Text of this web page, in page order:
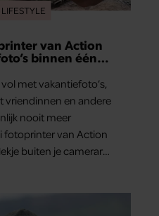
van Action
binnen één
met vakantiefoto’s,
vriendinnen en andere
nooit meer
fotoprinter van Action
buiten je camerarol.